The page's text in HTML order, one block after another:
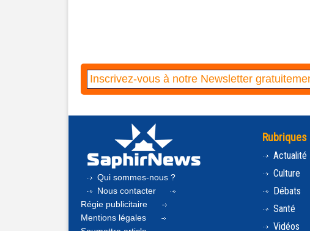
Qui sommes-nous ?
Nous contacter
Régie publicitaire
Mentions légales
Rubriques
Actualité
Culture
Débats
Santé
Vidéos